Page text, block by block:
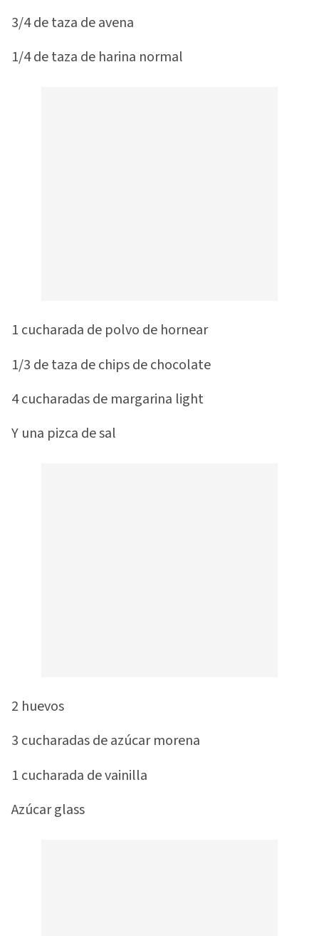
3/4 de taza de avena
1/4 de taza de harina normal
1 cucharada de polvo de hornear
1/3 de taza de chips de chocolate
4 cucharadas de margarina light
Y una pizca de sal
2 huevos
3 cucharadas de azúcar morena
1 cucharada de vainilla
Azúcar glass